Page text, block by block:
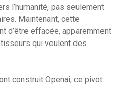
l’humanité, pas seulement
Maintenant, cette
d’être effacée, apparemment
qui veulent des
construit Openai, ce pivot